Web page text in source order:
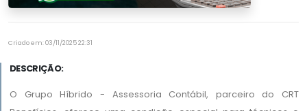
Criado em: 03/11/2025 22:31
DESCRIÇÃO:
O Grupo Híbrido - Assessoria Contábil, parceiro do CRT